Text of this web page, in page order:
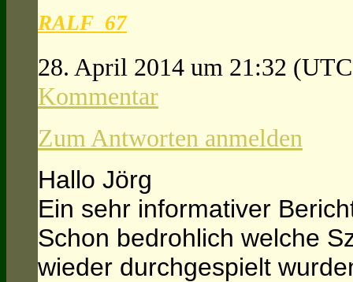
RALF_67
28. April 2014 um 21:32
Kommentar
Zum Antworten anmelden
Hallo Jörg
Ein sehr informativer
Schon bedrohlich welche
wieder durchgespielt